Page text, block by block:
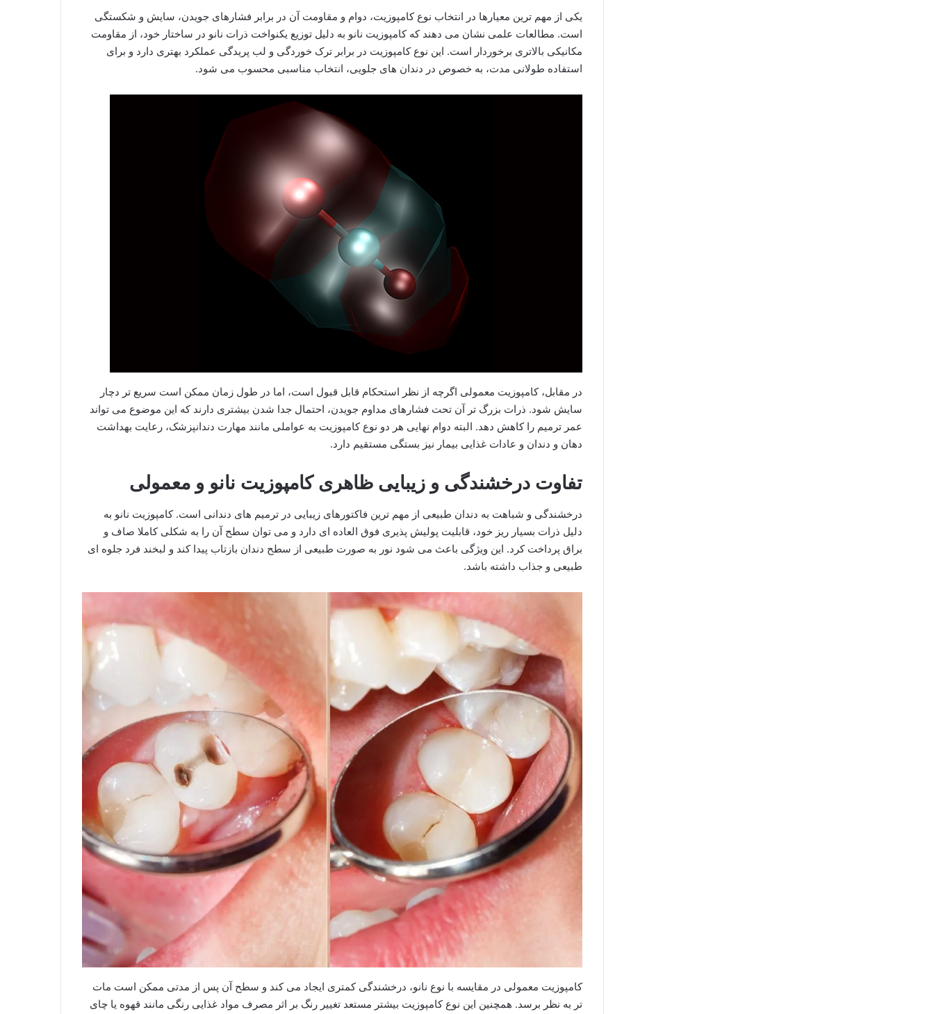
یکی از مهم ترین معیارها در انتخاب نوع کامپوزیت، دوام و مقاومت آن در برابر فشارهای جویدن، سایش و شکستگی
است. مطالعات علمی نشان می دهند که کامپوزیت نانو به دلیل توزیع یکنواخت ذرات نانو در ساختار خود، از مقاومت
مکانیکی بالاتری برخوردار است. این نوع کامپوزیت در برابر ترک خوردگی و لب پریدگی عملکرد بهتری دارد و برای
استفاده طولانی مدت، به خصوص در دندان های جلویی، انتخاب مناسبی محسوب می شود.
در مقابل، کامپوزیت معمولی اگرچه از نظر استحکام قابل قبول است، اما در طول زمان ممکن است سریع تر دچار
سایش شود. ذرات بزرگ تر آن تحت فشارهای مداوم جویدن، احتمال جدا شدن بیشتری دارند که این موضوع می تواند
عمر ترمیم را کاهش دهد. البته دوام نهایی هر دو نوع کامپوزیت به عواملی مانند مهارت دندانپزشک، رعایت بهداشت
دهان و دندان و عادات غذایی بیمار نیز بستگی مستقیم دارد.
تفاوت درخشندگی و زیبایی ظاهری کامپوزیت نانو و معمولی
درخشندگی و شباهت به دندان طبیعی از مهم ترین فاکتورهای زیبایی در ترمیم های دندانی است. کامپوزیت نانو به
دلیل ذرات بسیار ریز خود، قابلیت پولیش پذیری فوق العاده ای دارد و می توان سطح آن را به شکلی کاملا صاف و
براق پرداخت کرد. این ویژگی باعث می شود نور به صورت طبیعی از سطح دندان بازتاب پیدا کند و لبخند فرد جلوه ای
طبیعی و جذاب داشته باشد.
کامپوزیت معمولی در مقایسه با نوع نانو، درخشندگی کمتری ایجاد می کند و سطح آن پس از مدتی ممکن است مات
تر به نظر برسد. همچنین این نوع کامپوزیت بیشتر مستعد تغییر رنگ بر اثر مصرف مواد غذایی رنگی مانند قهوه یا چای